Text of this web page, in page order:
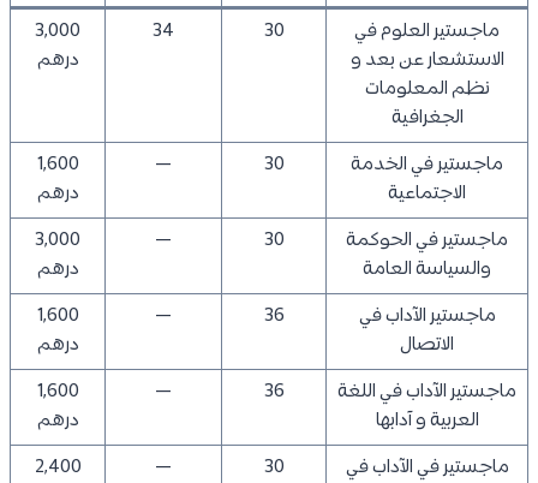
ماجستير العلوم في
الاستشعار عن بعد و
نظم المعلومات
الجغرافية
30
34
3,000
درهم
ماجستير في الخدمة
الاجتماعية
30
—
1,600
درهم
ماجستير في الحوكمة
والسياسة العامة
30
—
3,000
درهم
ماجستير الآداب في
الاتصال
36
—
1,600
درهم
ماجستير الآداب في اللغة
العربية و آدابها
36
—
1,600
درهم
ماجستير في الآداب في
30
—
2,400